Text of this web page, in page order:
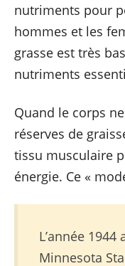
nutriments pour
hommes et les
grasse est très
nutriments
Quand le corps
réserves de
tissu musculaire
énergie. Ce «
L’année
Minnesota